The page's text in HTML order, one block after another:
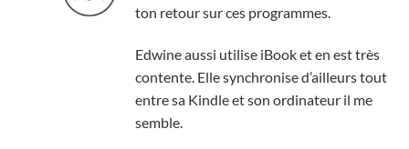
ton retour sur ces programmes.
Edwine aussi utilise iBook et en est très
contente. Elle synchronise d’ailleurs tout
entre sa Kindle et son ordinateur il me
semble.